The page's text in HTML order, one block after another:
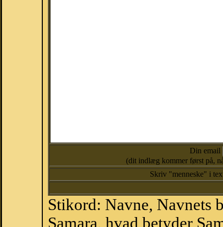
Din email
(dit indlæg kommer først på,
Skriv "menneske" i
Stikord: Navne, Navnets
Samara, hvad betyder